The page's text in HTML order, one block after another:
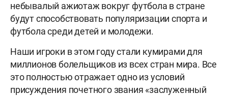
небывалый ажиотаж вокруг футбола в стране
будут способствовать популяризации спорта и
футбола среди детей и молодежи.
Наши игроки в этом году стали кумирами для
миллионов болельщиков из всех стран мира. Все
это полностью отражает одно из условий
присуждения почетного звания «заслуженный